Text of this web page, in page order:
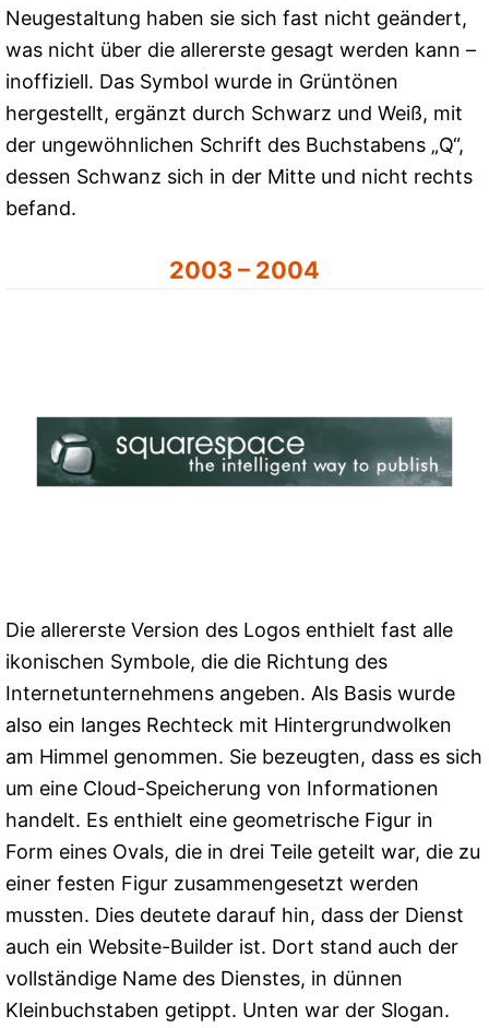
Neugestaltung haben sie sich fast nicht geändert,
was nicht über die allererste gesagt werden kann –
inoffiziell. Das Symbol wurde in Grüntönen
hergestellt, ergänzt durch Schwarz und Weiß, mit
der ungewöhnlichen Schrift des Buchstabens „Q“,
dessen Schwanz sich in der Mitte und nicht rechts
befand.
2003 – 2004
Die allererste Version des Logos enthielt fast alle
ikonischen Symbole, die die Richtung des
Internetunternehmens angeben. Als Basis wurde
also ein langes Rechteck mit Hintergrundwolken
am Himmel genommen. Sie bezeugten, dass es sich
um eine Cloud-Speicherung von Informationen
handelt. Es enthielt eine geometrische Figur in
Form eines Ovals, die in drei Teile geteilt war, die zu
einer festen Figur zusammengesetzt werden
mussten. Dies deutete darauf hin, dass der Dienst
auch ein Website-Builder ist. Dort stand auch der
vollständige Name des Dienstes, in dünnen
Kleinbuchstaben getippt. Unten war der Slogan.